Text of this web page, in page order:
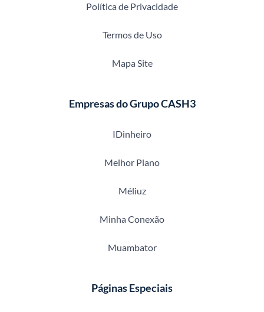
Política de Privacidade
Termos de Uso
Mapa Site
Empresas do Grupo CASH3
IDinheiro
Melhor Plano
Méliuz
Minha Conexão
Muambator
Páginas Especiais